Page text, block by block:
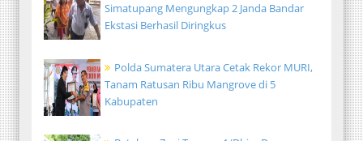
Simatupang Mengungkap 2 Janda Bandar
Ekstasi Berhasil Diringkus
Polda Sumatera Utara Cetak Rekor MURI,
Tanam Ratusan Ribu Mangrove di 5
Kabupaten